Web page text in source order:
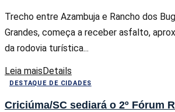
Trecho entre Azambuja e Rancho dos
Grandes, começa a receber asfalto,
da rodovia turística...
Leia maisDetails
DESTAQUE DE CIDADES
Criciúma/SC sediará o 2º Fórum